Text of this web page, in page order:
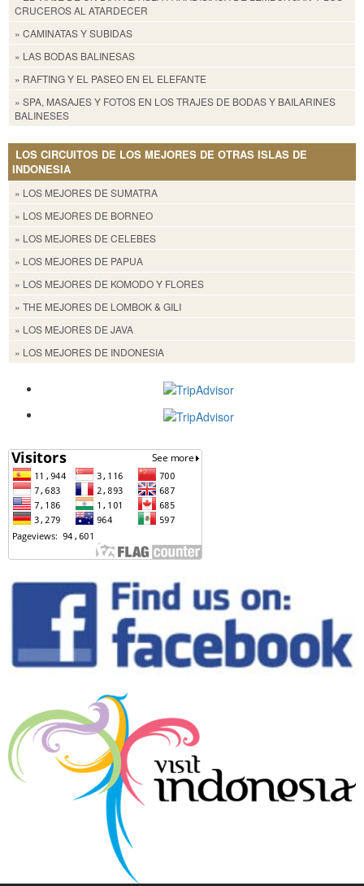
CRUCEROS AL ATARDECER
» CAMINATAS Y SUBIDAS
» LAS BODAS BALINESAS
» RAFTING Y EL PASEO EN EL ELEFANTE
» SPA, MASAJES Y FOTOS EN LOS TRAJES DE BODAS Y BAILARINES
BALINESES
LOS CIRCUITOS DE LOS MEJORES DE OTRAS ISLAS DE
INDONESIA
» LOS MEJORES DE SUMATRA
» LOS MEJORES DE BORNEO
» LOS MEJORES DE CELEBES
» LOS MEJORES DE PAPUA
» LOS MEJORES DE KOMODO Y FLORES
» THE MEJORES DE LOMBOK & GILI
» LOS MEJORES DE JAVA
» LOS MEJORES DE INDONESIA